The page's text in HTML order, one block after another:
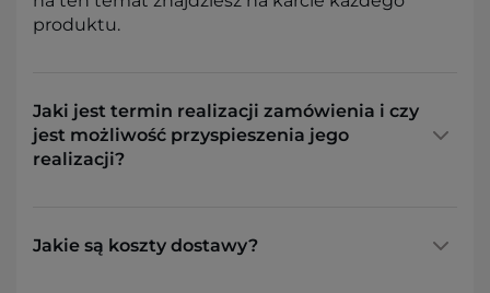
produktu.
Jaki jest termin realizacji zamówienia i czy
jest możliwość przyspieszenia jego
realizacji?
Jakie są koszty dostawy?